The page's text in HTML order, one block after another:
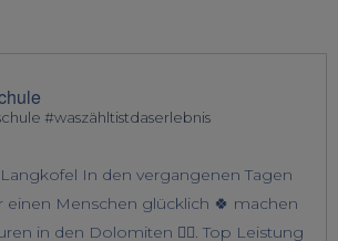
#waszähltistdaserlebnis